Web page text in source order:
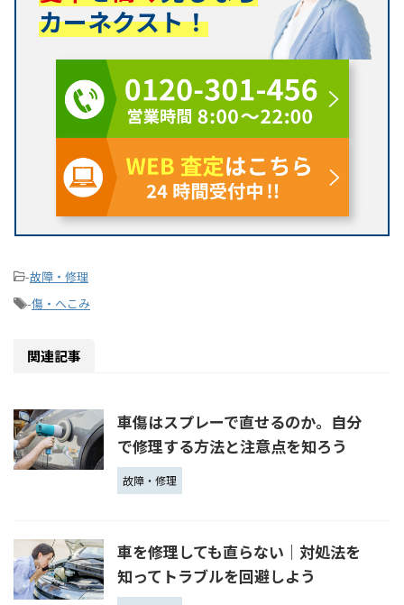
カーネクスト！
-故障・修理
-傷・へこみ
関連記事
車傷はスプレーで直せるのか。自分
で修理する方法と注意点を知ろう
故障・修理
車を修理しても直らない｜対処法を
知ってトラブルを回避しよう